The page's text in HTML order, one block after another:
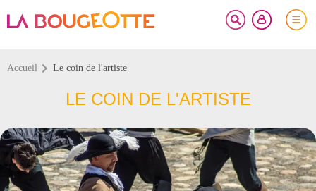
Accueil Le coin de l'artiste
LE COIN DE L'ARTISTE
FERMER